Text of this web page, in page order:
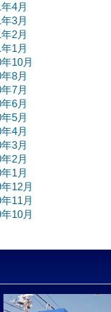
4月
3月
2月
1月
10月
8月
7月
6月
5月
4月
3月
2月
1月
12月
11月
10月